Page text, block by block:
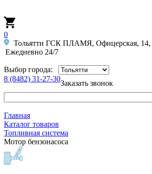
0
Тольятти ГСК ПЛАМЯ, Офицерская, 14,
Ежедневно 24/7
Выбор города:
8 (8482) 31-27-30
Заказать звонок
Главная
Каталог товаров
Топливная система
Мотор бензонасоса